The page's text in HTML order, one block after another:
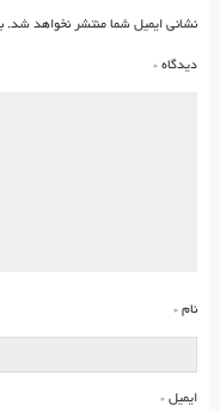
نشانی ایمیل شما منتشر نخواهد شد.
دیدگاه *
نام *
ایمیل *